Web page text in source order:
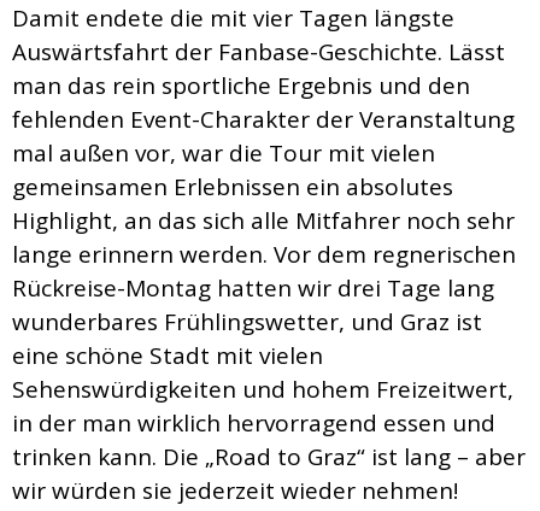
Damit endete die mit vier Tagen längste
Auswärtsfahrt der Fanbase-Geschichte. Lässt
man das rein sportliche Ergebnis und den
fehlenden Event-Charakter der Veranstaltung
mal außen vor, war die Tour mit vielen
gemeinsamen Erlebnissen ein absolutes
Highlight, an das sich alle Mitfahrer noch sehr
lange erinnern werden. Vor dem regnerischen
Rückreise-Montag hatten wir drei Tage lang
wunderbares Frühlingswetter, und Graz ist
eine schöne Stadt mit vielen
Sehenswürdigkeiten und hohem Freizeitwert,
in der man wirklich hervorragend essen und
trinken kann. Die „Road to Graz“ ist lang – aber
wir würden sie jederzeit wieder nehmen!